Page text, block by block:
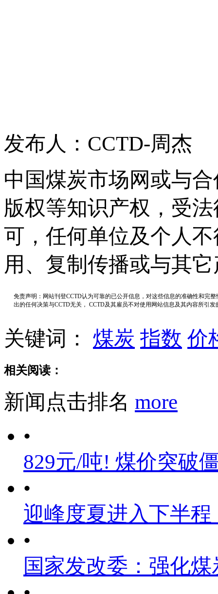
发布人：CCTD-周杰
中国煤炭市场网或与
版权等知识产权，受
可，任何单位及个人
用、复制传播或与其
免责声明：网站刊登CCTD认为可靠的已公开信息，对这些信息的准确性和完
出的任何决策与CCTD无关， CCTD及其雇员不对使用网站信息及其内容所引
关键词： 煤炭 指数 价
相关阅读：
新闻点击排名 more
•
829元/吨! 煤价突破
•
迎峰度夏进入下半
•
国家发改委：强化